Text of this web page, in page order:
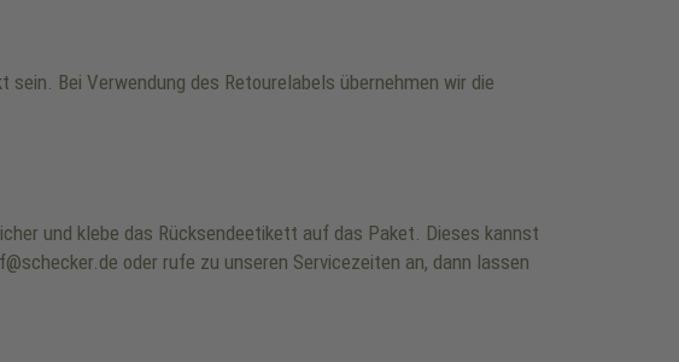
Bei Verwendung des Retourelabels übernehmen wir die
und klebe das Rücksendeetikett auf das Paket. Dieses kannst
oder rufe zu unseren Servicezeiten an, dann lassen